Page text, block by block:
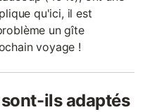
qu'ici, il est
un gîte
voyage !
ils adaptés